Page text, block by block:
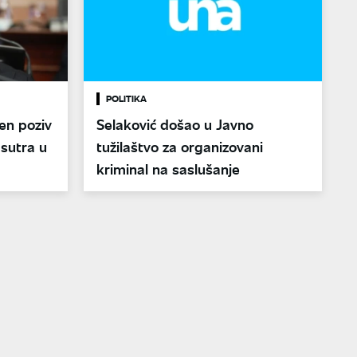
poziv
u
POLITIKA
Selaković došao u Javno
tužilaštvo za organizovani
kriminal na saslušanje